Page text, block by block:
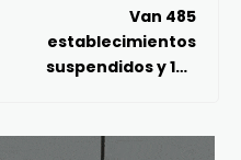
Van 485
establecimientos
suspendidos y 109
Unidad Especial Anti-